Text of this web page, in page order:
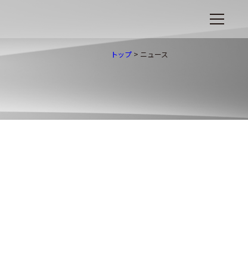
トップ > ニュース